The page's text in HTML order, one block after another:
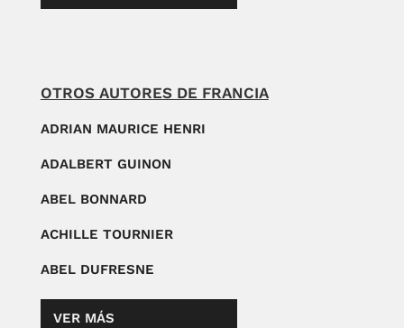
OTROS AUTORES DE FRANCIA
ADRIAN MAURICE HENRI
ADALBERT GUINON
ABEL BONNARD
ACHILLE TOURNIER
ABEL DUFRESNE
VER MÁS